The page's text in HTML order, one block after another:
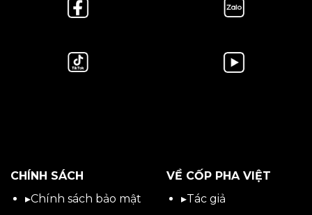
CHÍNH SÁCH
▸Chính sách bảo mật
VỀ CỐP PHA VIỆT
▸Tác giả